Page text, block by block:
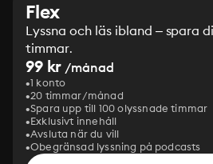
Flex
Lyssna och läs ibland – spara
timmar.
99 kr /månad
1 konto
20 timmar/månad
Spara upp till 100 olyssnade timmar
Exklusivt innehåll
Avsluta när du vill
Obegränsad lyssning på podcasts